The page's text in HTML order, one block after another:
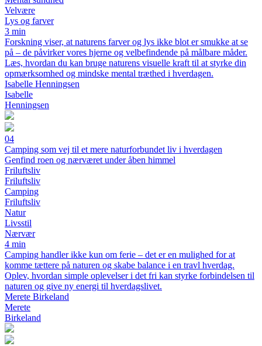
Velvære
Lys og farver
3 min
Forskning viser, at naturens farver og lys ikke blot er smukke at se
på – de påvirker vores hjerne og velbefindende på målbare måder.
Læs, hvordan du kan bruge naturens visuelle kraft til at styrke din
opmærksomhed og mindske mental træthed i hverdagen.
Isabelle Henningsen
Isabelle
Henningsen
04
Camping som vej til et mere naturforbundet liv i hverdagen
Genfind roen og nærværet under åben himmel
Friluftsliv
Friluftsliv
Camping
Friluftsliv
Natur
Livsstil
Nærvær
4 min
Camping handler ikke kun om ferie – det er en mulighed for at
komme tættere på naturen og skabe balance i en travl hverdag.
Oplev, hvordan simple oplevelser i det fri kan styrke forbindelsen til
naturen og give ny energi til hverdagslivet.
Merete Birkeland
Merete
Birkeland